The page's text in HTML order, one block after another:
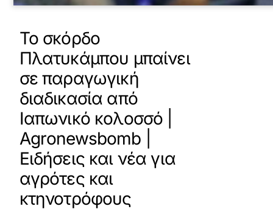
Το σκόρδο
Πλατυκάμπου μπαίνει
σε παραγωγική
διαδικασία από
Ιαπωνικό κολοσσό |
Agronewsbomb |
Ειδήσεις και νέα για
αγρότες και
κτηνοτρόφους